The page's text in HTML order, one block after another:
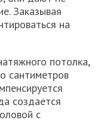
Заказывая
на
потолка,
сантиметров
создается
с